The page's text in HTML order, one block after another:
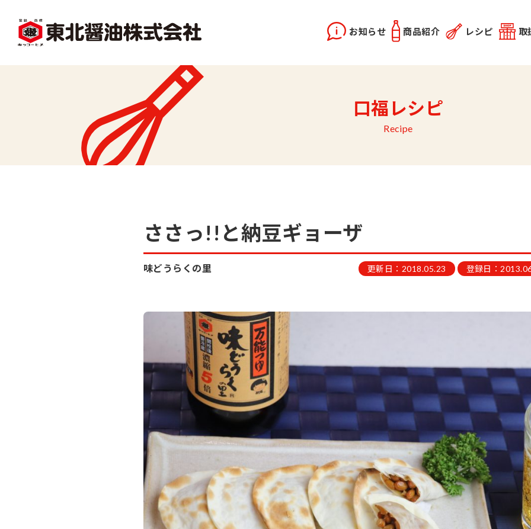
お知らせ 商品紹介
味どうらくの里 あま塩醤油
レシピ
レシピ動画 料理勉強会
取
佐竹会長のお話
口福レシピ
Recipe
ささっ!!と納豆ギョーザ
味どうらくの里 更新日：2018.05.23 登録日：